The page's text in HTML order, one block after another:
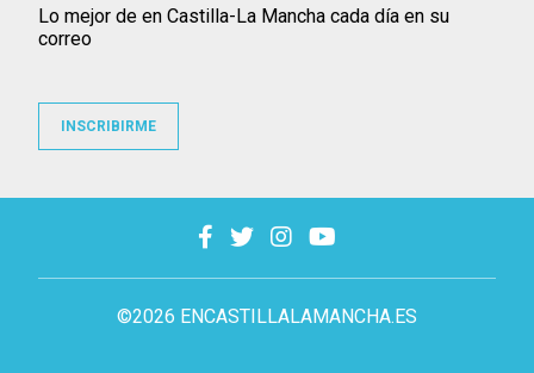
©2026 ENCASTILLALAMANCHA.ES
Lo mejor de en Castilla-La Mancha cada día en su
correo
INSCRIBIRME